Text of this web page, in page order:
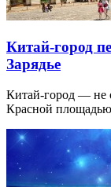
Китай-город
Зарядье
Китай-город — не
Красной